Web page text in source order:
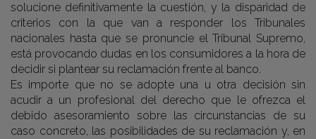
solucione definitivamente la cuestión, y la disparidad de
criterios con la que van a responder los Tribunales
nacionales hasta que se pronuncie el Tribunal Supremo,
está provocando dudas en los consumidores a la hora de
decidir si plantear su reclamación frente al banco.
Es importe que no se adopte una u otra decisión sin
acudir a un profesional del derecho que le ofrezca el
debido asesoramiento sobre las circunstancias de su
caso concreto, las posibilidades de su reclamación y, en